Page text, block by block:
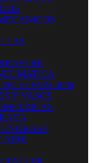
ELEVACION
Y VASOS
AIRE
TALLER